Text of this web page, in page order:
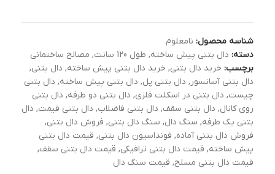
شناسه محصول: نامعلوم
دسته: دال بتنی پیش ساخته, طول 120 سانت , مصالح ساختمانی
برچسب: خرید دال بتنی, خرید دال بتنی پیش ساخته, دال بتنی,
دال بتنی آسانسور, دال بتنی پل, دال بتنی پیش ساخته, دال بتنی
چیست, دال بتنی در اسکلت فلزی, دال بتنی دو طرفه, دال بتنی
روی کانال, دال بتنی سقف, دال بتنی فاضلاب, دال بتنی قیمت, دال
بتنی یک طرفه, سنگ دال, سنگ دال بتنی, فروش دال بتنی,
فروش دال بتنی آماده, فونداسیون دال بتنی, قیمت دال بتنی
پیش ساخته, قیمت دال بتنی ترافیکی, قیمت دال بتنی سقف,
قیمت دال بتنی مسلح, قیمت سنگ دال